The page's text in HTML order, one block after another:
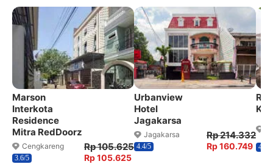
Marson
Interkota
Residence
Mitra RedDoorz
Cengkareng
3.6/5
Rp 105.625
Rp 105.625
Urbanview
Hotel
Jagakarsa
Jagakarsa
4.4/5
Rp 214.332
Rp 160.749 4.3/5